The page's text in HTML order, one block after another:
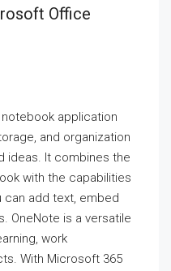
Office
application
and organization
ideas. It combines the
with the capabilities
can add text, embed
OneNote is a versatile
work
With Microsoft 365